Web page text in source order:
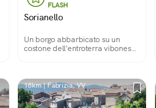
FLASH
Sorianello
Un borgo abbarbicato su un
costone dell'entroterra vibonese
agli insediamenti del
monachesimo eremita.
18km | Fabrizia, VV